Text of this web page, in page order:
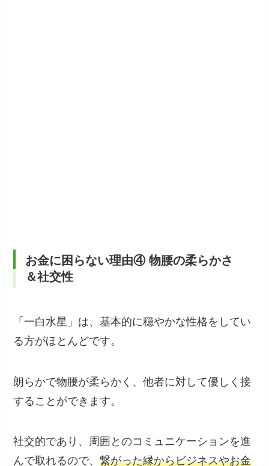
お金に困らない理由④ 物腰の柔らかさ
＆社交性
「一白水星」は、基本的に穏やかな性格をしてい
る方がほとんどです。
朗らかで物腰が柔らかく、他者に対して優しく接
することができます。
社交的であり、周囲とのコミュニケーションを進
んで取れるので、繋がった縁からビジネスやお金